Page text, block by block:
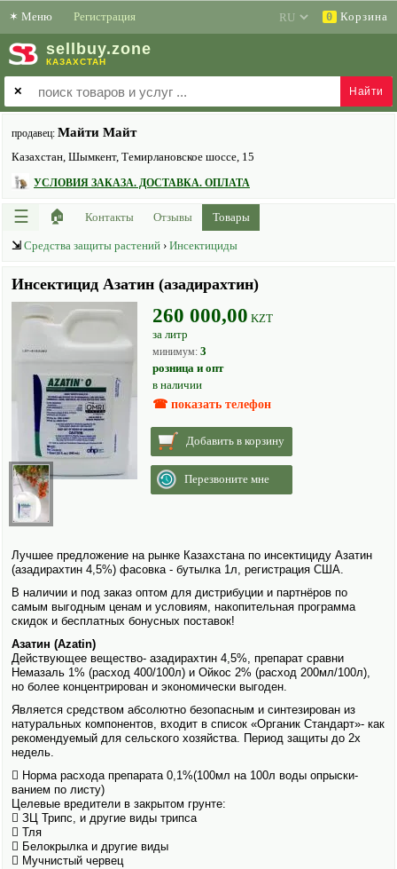
✶ Меню Регистрация 0 Корзина
sell buy.zone
КАЗАХСТАН
✕
продавец: Майти Майт
Казахстан, Шымкент, Темирлановское шоссе, 15
УСЛОВИЯ ЗАКАЗА. ДОСТАВКА. ОПЛАТА
☰ 🏠 Контакты Отзывы Товары
⇲ Средства защиты растений › Инсектициды
Инсектицид Азатин (азадирахтин)
260 000,00 KZT
за литр
минимум: 3
розница и опт
в наличии
☎ показать телефон
Добавить в корзину
Перезвоните мне
Лучшее предложение на рынке Казахстана по инсектициду Азатин
(азадирахтин 4,5%) фасовка - бутылка 1л, регистрация США.
В наличии и под заказ оптом для дистрибуции и партнёров по
самым выгодным ценам и условиям, накопительная программа
скидок и бесплатных бонусных поставок!
Азатин (Azatin)
Действующее вещество- азадирахтин 4,5%, препарат сравни
Немазаль 1% (расход 400/100л) и Ойкос 2% (расход 200мл/100л),
но более концентрирован и экономически выгоден.
Является средством абсолютно безопасным и синтезирован из
натуральных компонентов, входит в список «Органик Стандарт»- как
рекомендуемый для сельско­го хозяйства. Период защиты до 2х
недель.
 Норма расхода препарата 0,1%(100мл на 100л воды опрыски­
ванием по листу)
Целевые вредители в закрытом грунте:
 ЗЦ Трипс, и другие виды трипса
 Тля
 Белокрылка и другие виды
 Мучнистый червец